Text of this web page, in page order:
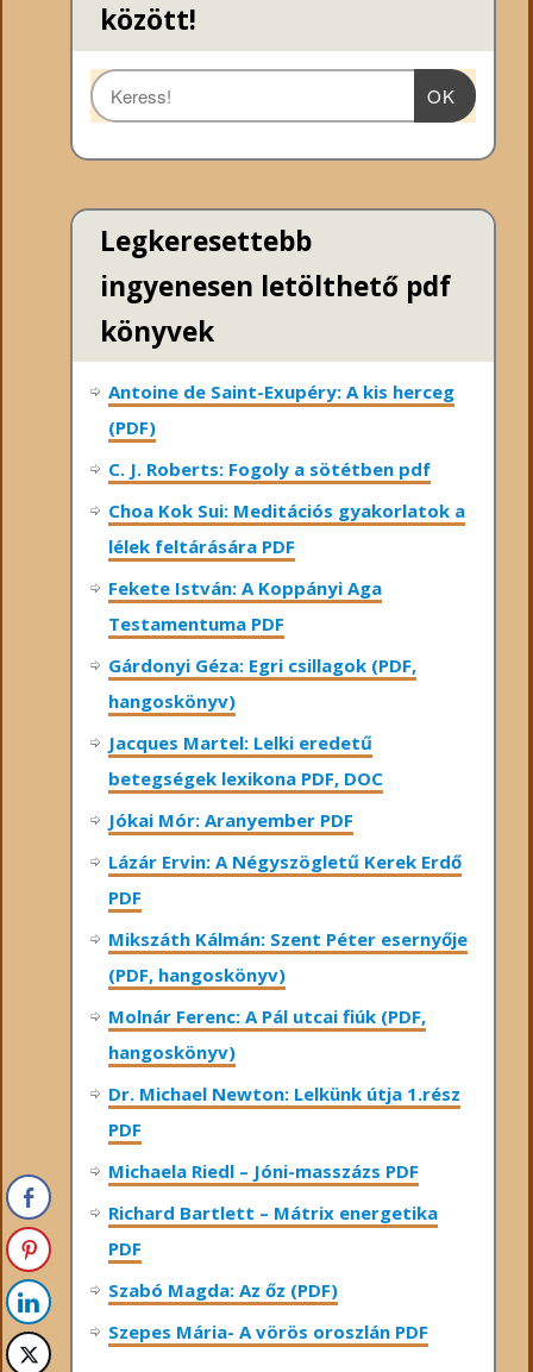
között!
OK
Legkeresettebb
ingyenesen letölthető pdf
könyvek
Antoine de Saint-Exupéry: A kis herceg
(PDF)
C. J. Roberts: Fogoly a sötétben pdf
Choa Kok Sui: Meditációs gyakorlatok a
lélek feltárására PDF
Fekete István: A Koppányi Aga
Testamentuma PDF
Gárdonyi Géza: Egri csillagok (PDF,
hangoskönyv)
Jacques Martel: Lelki eredetű
betegségek lexikona PDF, DOC
Jókai Mór: Aranyember PDF
Lázár Ervin: A Négyszögletű Kerek Erdő
PDF
Mikszáth Kálmán: Szent Péter esernyője
(PDF, hangoskönyv)
Molnár Ferenc: A Pál utcai fiúk (PDF,
hangoskönyv)
Dr. Michael Newton: Lelkünk útja 1.rész
PDF
Michaela Riedl – Jóni-masszázs PDF
Richard Bartlett – Mátrix energetika
PDF
Szabó Magda: Az őz (PDF)
Szepes Mária- A vörös oroszlán PDF